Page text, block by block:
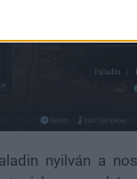
nyilván a